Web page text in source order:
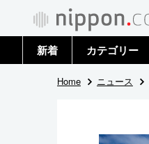
新着 カテゴリー
政治・外交
Home ニュース